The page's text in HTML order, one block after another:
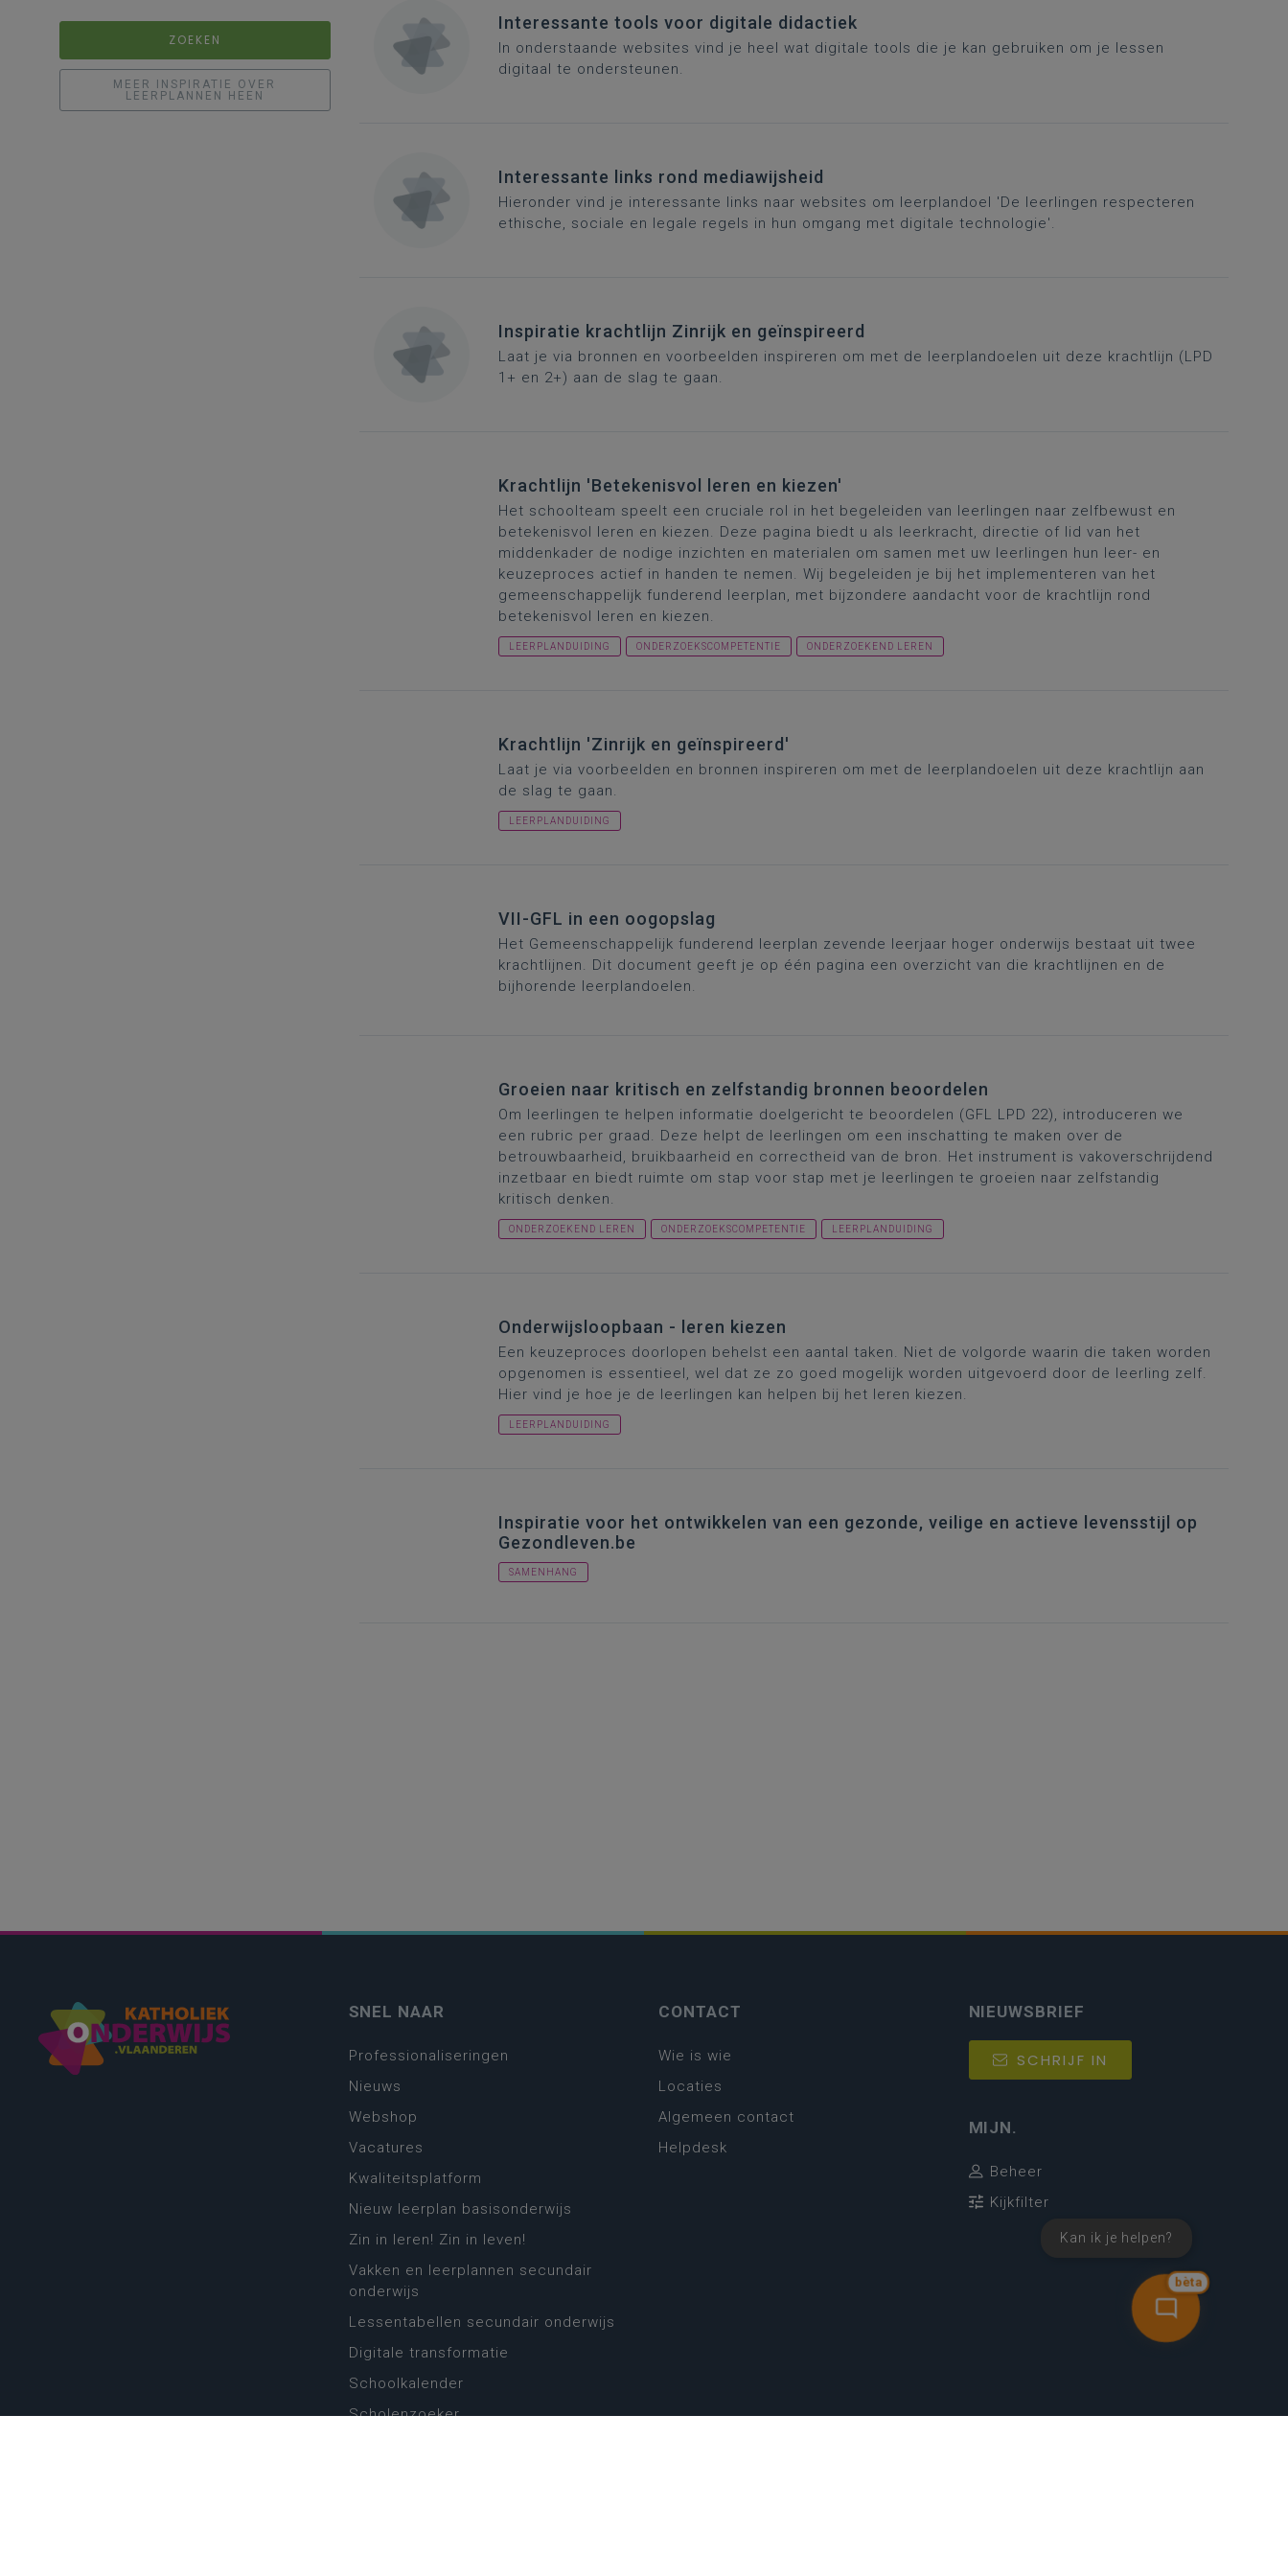
ZOEKEN
MEER INSPIRATIE OVER
LEERPLANNEN HEEN
Interessante tools voor digitale didactiek
In onderstaande websites vind je heel wat digitale tools die je kan gebruiken om je lessen
digitaal te ondersteunen.
Interessante links rond mediawijsheid
Hieronder vind je interessante links naar websites om leerplandoel 'De leerlingen respecteren
ethische, sociale en legale regels in hun omgang met digitale technologie'.
Inspiratie krachtlijn Zinrijk en geïnspireerd
Laat je via bronnen en voorbeelden inspireren om met de leerplandoelen uit deze krachtlijn (LPD
1+ en 2+) aan de slag te gaan.
Krachtlijn 'Betekenisvol leren en kiezen'
Het schoolteam speelt een cruciale rol in het begeleiden van leerlingen naar zelfbewust en
betekenisvol leren en kiezen. Deze pagina biedt u als leerkracht, directie of lid van het
middenkader de nodige inzichten en materialen om samen met uw leerlingen hun leer- en
keuzeproces actief in handen te nemen. Wij begeleiden je bij het implementeren van het
gemeenschappelijk funderend leerplan, met bijzondere aandacht voor de krachtlijn rond
betekenisvol leren en kiezen.
LEERPLANDUIDING ONDERZOEKSCOMPETENTIE ONDERZOEKEND LEREN
Krachtlijn 'Zinrijk en geïnspireerd'
Laat je via voorbeelden en bronnen inspireren om met de leerplandoelen uit deze krachtlijn aan
de slag te gaan.
LEERPLANDUIDING
VII-GFL in een oogopslag
Het Gemeenschappelijk funderend leerplan zevende leerjaar hoger onderwijs bestaat uit twee
krachtlijnen. Dit document geeft je op één pagina een overzicht van die krachtlijnen en de
bijhorende leerplandoelen.
Groeien naar kritisch en zelfstandig bronnen beoordelen
Om leerlingen te helpen informatie doelgericht te beoordelen (GFL LPD 22), introduceren we
een rubric per graad. Deze helpt de leerlingen om een inschatting te maken over de
betrouwbaarheid, bruikbaarheid en correctheid van de bron. Het instrument is vakoverschrijdend
inzetbaar en biedt ruimte om stap voor stap met je leerlingen te groeien naar zelfstandig
kritisch denken.
ONDERZOEKEND LEREN ONDERZOEKSCOMPETENTIE LEERPLANDUIDING
Onderwijsloopbaan - leren kiezen
Een keuzeproces doorlopen behelst een aantal taken. Niet de volgorde waarin die taken worden
opgenomen is essentieel, wel dat ze zo goed mogelijk worden uitgevoerd door de leerling zelf.
Hier vind je hoe je de leerlingen kan helpen bij het leren kiezen.
LEERPLANDUIDING
Inspiratie voor het ontwikkelen van een gezonde, veilige en actieve levensstijl op
Gezondleven.be
SAMENHANG
bèta
Kan ik je helpen?
SNEL NAAR
Professionaliseringen
Nieuws
Webshop
Vacatures
Kwaliteitsplatform
Nieuw leerplan basisonderwijs
Zin in leren! Zin in leven!
Vakken en leerplannen secundair
onderwijs
Lessentabellen secundair onderwijs
Digitale transformatie
Schoolkalender
Scholenzoeker
CONTACT
Wie is wie
Locaties
Algemeen contact
Helpdesk
NIEUWSBRIEF
SCHRIJF IN
MIJN.
Beheer
Kijkfilter